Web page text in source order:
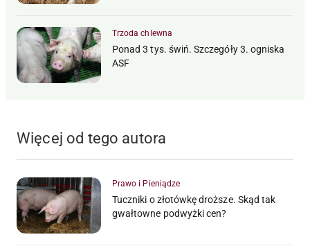
Trzoda chlewna
Ponad 3 tys. świń. Szczegóły 3. ogniska
ASF
Więcej od tego autora
Prawo i Pieniądze
Tuczniki o złotówkę droższe. Skąd tak
gwałtowne podwyżki cen?